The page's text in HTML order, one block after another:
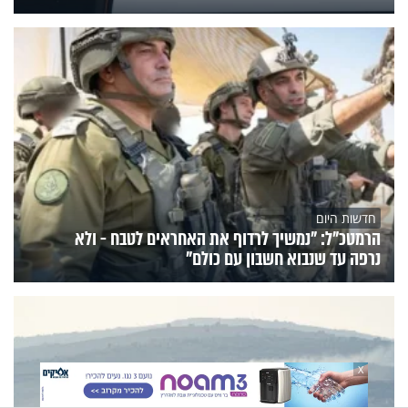
חדשות היום
הרמטכ"ל: "נמשיך לרדוף את האחראים לטבח - ולא
נרפה עד שנבוא חשבון עם כולם"
X